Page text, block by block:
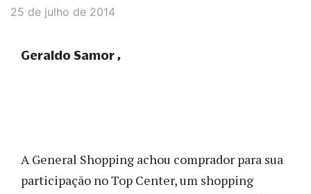
25 de julho de 2014
A General Shopping achou comprador para sua
participação no Top Center, um shopping
Geraldo Samor